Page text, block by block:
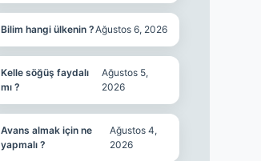
Bilim hangi ülkenin ?Ağustos 6, 2026
Kelle söğüş faydalı
mı ?
Ağustos 5,
2026
Avans almak için ne
yapmalı ?
Ağustos 4,
2026